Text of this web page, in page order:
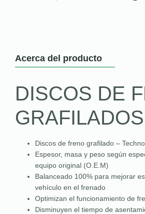
Acerca del producto
DISCOS DE
GRAFILADOS
Discos de freno grafilado –
Espesor, masa y peso según
equipo original (O.E.M)
Balanceado 100% para mejorar
vehículo en el frenado
Optimizan el funcionamiento de
Disminuyen el tiempo de